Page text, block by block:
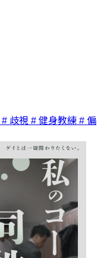
# 歧視 # 健身教練 # 偏